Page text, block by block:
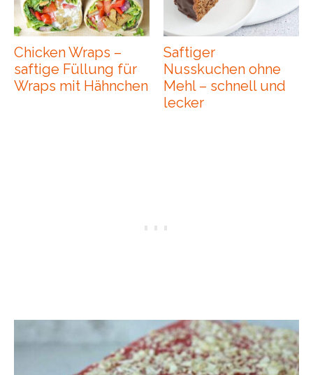
Chicken Wraps –
saftige Füllung für
Wraps mit Hähnchen
Saftiger
Nusskuchen ohne
Mehl – schnell und
lecker